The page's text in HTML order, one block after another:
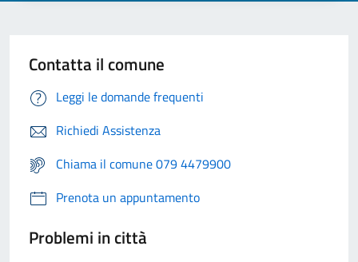
Contatta il comune
Leggi le domande frequenti
Richiedi Assistenza
Chiama il comune 079 4479900
Prenota un appuntamento
Problemi in città